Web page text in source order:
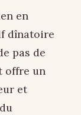
en
dînatoire
pas de
offre un
et